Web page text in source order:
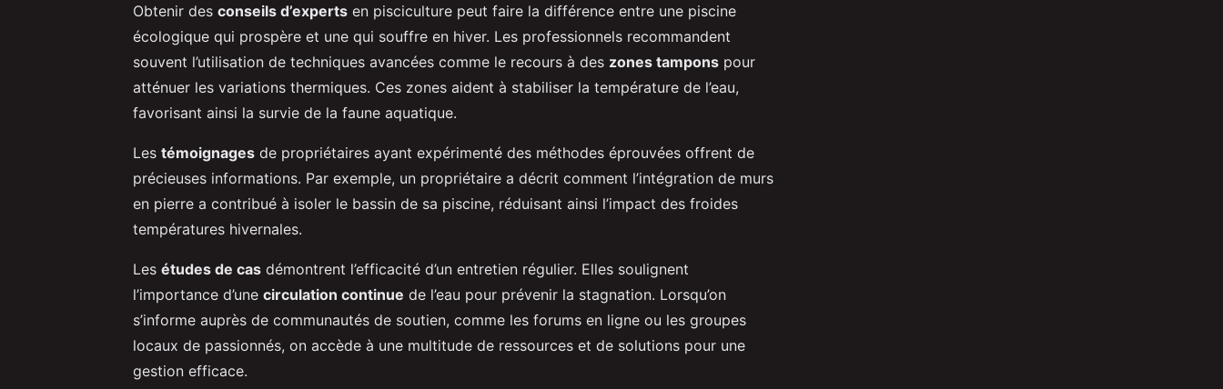
Obtenir des conseils d’experts en pisciculture peut faire la différence entre une piscine
écologique qui prospère et une qui souffre en hiver. Les professionnels recommandent
souvent l’utilisation de techniques avancées comme le recours à des zones tampons pour
atténuer les variations thermiques. Ces zones aident à stabiliser la température de l’eau,
favorisant ainsi la survie de la faune aquatique.
Les témoignages de propriétaires ayant expérimenté des méthodes éprouvées offrent de
précieuses informations. Par exemple, un propriétaire a décrit comment l’intégration de murs
en pierre a contribué à isoler le bassin de sa piscine, réduisant ainsi l’impact des froides
températures hivernales.
Les études de cas démontrent l’efficacité d’un entretien régulier. Elles soulignent
l’importance d’une circulation continue de l’eau pour prévenir la stagnation. Lorsqu’on
s’informe auprès de communautés de soutien, comme les forums en ligne ou les groupes
locaux de passionnés, on accède à une multitude de ressources et de solutions pour une
gestion efficace.